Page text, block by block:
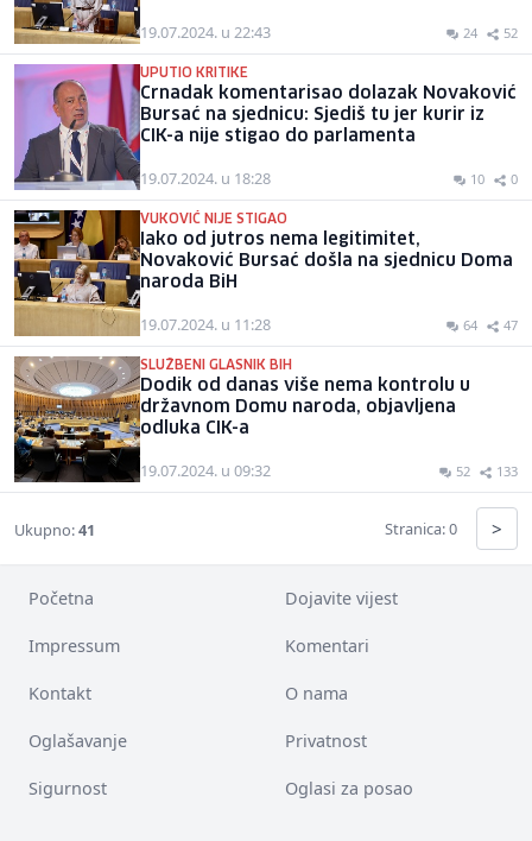
19.07.2024. u 22:43 24 52
UPUTIO KRITIKE
Crnadak komentarisao dolazak Novaković
Bursać na sjednicu: Sjediš tu jer kurir iz
CIK-a nije stigao do parlamenta
19.07.2024. u 18:28 10 0
VUKOVIĆ NIJE STIGAO
Iako od jutros nema legitimitet,
Novaković Bursać došla na sjednicu Doma
naroda BiH
19.07.2024. u 11:28 64 47
SLUŽBENI GLASNIK BIH
Dodik od danas više nema kontrolu u
državnom Domu naroda, objavljena
odluka CIK-a
19.07.2024. u 09:32 52 133
Ukupno:41 Stranica: 0 >
Početna Dojavite vijest
Impressum Komentari
Kontakt O nama
Oglašavanje Privatnost
Sigurnost Oglasi za posao